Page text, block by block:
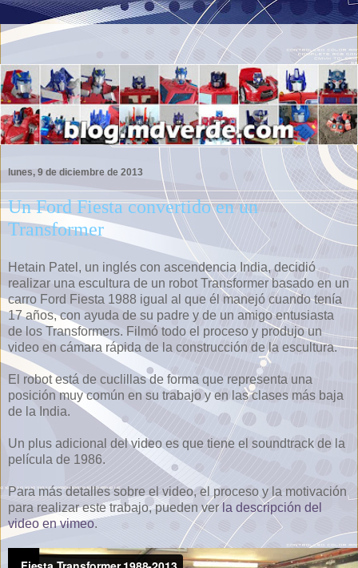
lunes, 9 de diciembre de 2013
Un Ford Fiesta convertido en un
Transformer
Hetain Patel, un inglés con ascendencia India, decidió
realizar una escultura de un robot Transformer basado en un
carro Ford Fiesta 1988 igual al que él manejó cuando tenía
17 años, con ayuda de su padre y de un amigo entusiasta
de los Transformers. Filmó todo el proceso y produjo un
video en cámara rápida de la construcción de la escultura.
El robot está de cuclillas de forma que representa una
posición muy común en su trabajo y en las clases más baja
de la India.
Un plus adicional del video es que tiene el soundtrack de la
película de 1986.
Para más detalles sobre el video, el proceso y la motivación
para realizar este trabajo, pueden verla descripción del
video en vimeo.